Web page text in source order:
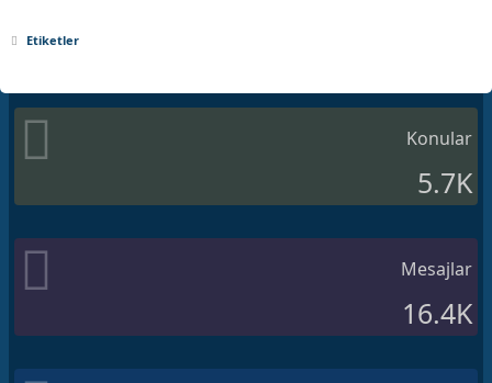
Etiketler
Konular
5.7K
Mesajlar
16.4K